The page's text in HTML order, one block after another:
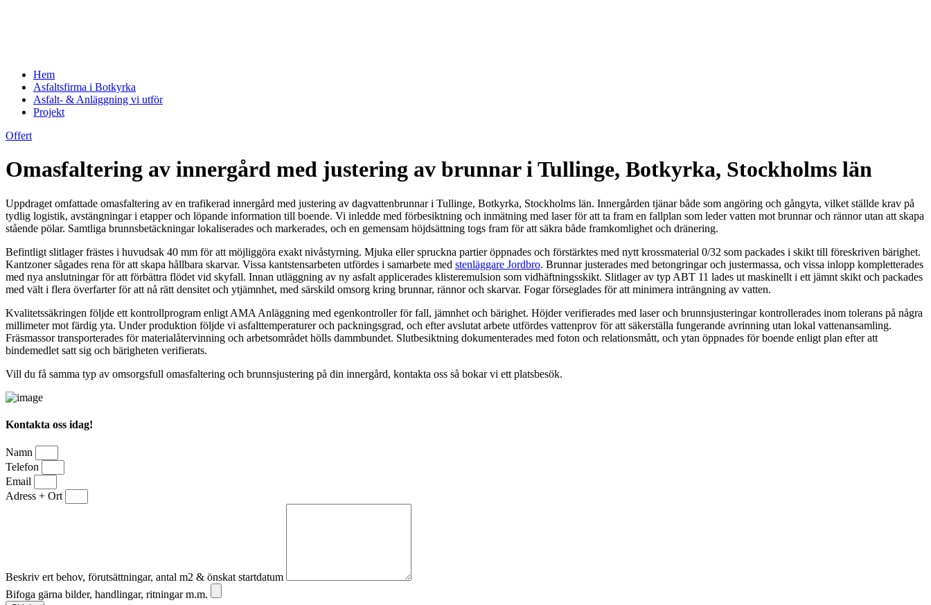
Hem
Asfaltsfirma i Botkyrka
Asfalt- & Anläggning vi utför
Projekt
Offert
Omasfaltering av innergård med justering av brunnar i Tullinge, Botkyrka, Stockholms län
Uppdraget omfattade omasfaltering av en trafikerad innergård med justering av dagvattenbrunnar i Tullinge, Botkyrka, Stockholms län. Innergården tjänar både som angöring och gångyta, vilket ställde krav på
tydlig logistik, avstängningar i etapper och löpande information till boende. Vi inledde med förbesiktning och inmätning med laser för att ta fram en fallplan som leder vatten mot brunnar och rännor utan att skapa
stående pölar. Samtliga brunnsbetäckningar lokaliserades och markerades, och en gemensam höjdsättning togs fram för att säkra både framkomlighet och dränering.
Befintligt slitlager frästes i huvudsak 40 mm för att möjliggöra exakt nivåstyrning. Mjuka eller spruckna partier öppnades och förstärktes med nytt krossmaterial 0/32 som packades i skikt till föreskriven bärighet.
Kantzoner sågades rena för att skapa hållbara skarvar. Vissa kantstensarbeten utfördes i samarbete med stenläggare Jordbro. Brunnar justerades med betongringar och justermassa, och vissa inlopp kompletterades
med nya anslutningar för att förbättra flödet vid skyfall. Innan utläggning av ny asfalt applicerades klisteremulsion som vidhäftningsskikt. Slitlager av typ ABT 11 lades ut maskinellt i ett jämnt skikt och packades
med vält i flera överfarter för att nå rätt densitet och ytjämnhet, med särskild omsorg kring brunnar, rännor och skarvar. Fogar förseglades för att minimera inträngning av vatten.
Kvalitetssäkringen följde ett kontrollprogram enligt AMA Anläggning med egenkontroller för fall, jämnhet och bärighet. Höjder verifierades med laser och brunnsjusteringar kontrollerades inom tolerans på några
millimeter mot färdig yta. Under produktion följde vi asfalttemperaturer och packningsgrad, och efter avslutat arbete utfördes vattenprov för att säkerställa fungerande avrinning utan lokal vattenansamling.
Fräsmassor transporterades för materialåtervinning och arbetsområdet hölls dammbundet. Slutbesiktning dokumenterades med foton och relationsmått, och ytan öppnades för boende enligt plan efter att
bindemedlet satt sig och bärigheten verifierats.
Vill du få samma typ av omsorgsfull omasfaltering och brunnsjustering på din innergård, kontakta oss så bokar vi ett platsbesök.
Kontakta oss idag!
Namn
Telefon
Email
Adress + Ort
Beskriv ert behov, förutsättningar, antal m2 & önskat startdatum
Bifoga gärna bilder, handlingar, ritningar m.m.